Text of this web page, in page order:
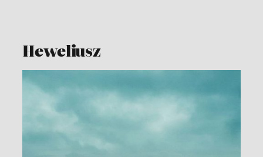
Heweliusz